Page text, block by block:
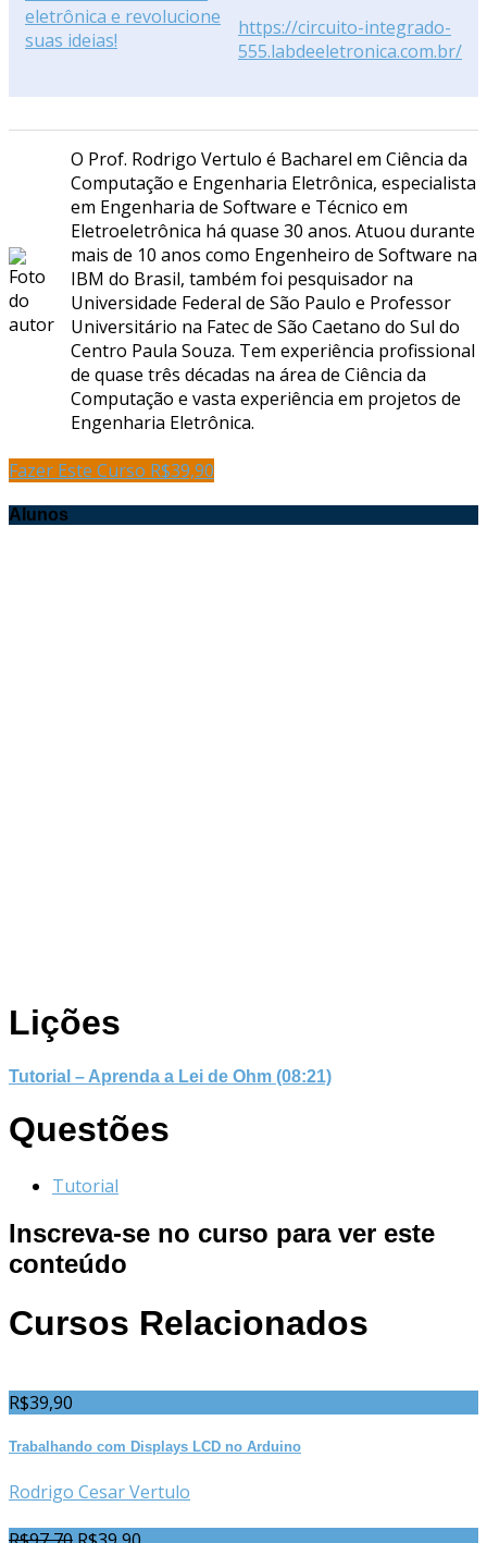
https://circuito-integrado-
555.labdeeletronica.com.br/
O Prof. Rodrigo Vertulo é Bacharel em Ciência da
Computação e Engenharia Eletrônica, especialista
em Engenharia de Software e Técnico em
Eletroeletrônica há quase 30 anos. Atuou durante
mais de 10 anos como Engenheiro de Software na
IBM do Brasil, também foi pesquisador na
Universidade Federal de São Paulo e Professor
Universitário na Fatec de São Caetano do Sul do
Centro Paula Souza. Tem experiência profissional
de quase três décadas na área de Ciência da
Computação e vasta experiência em projetos de
Engenharia Eletrônica.
Fazer Este Curso R$39,90
Alunos
Lições
Tutorial – Aprenda a Lei de Ohm (08:21)
Questões
Tutorial
Inscreva-se no curso para ver este
conteúdo
Cursos Relacionados
R$39,90
Trabalhando com Displays LCD no Arduino
Rodrigo Cesar Vertulo